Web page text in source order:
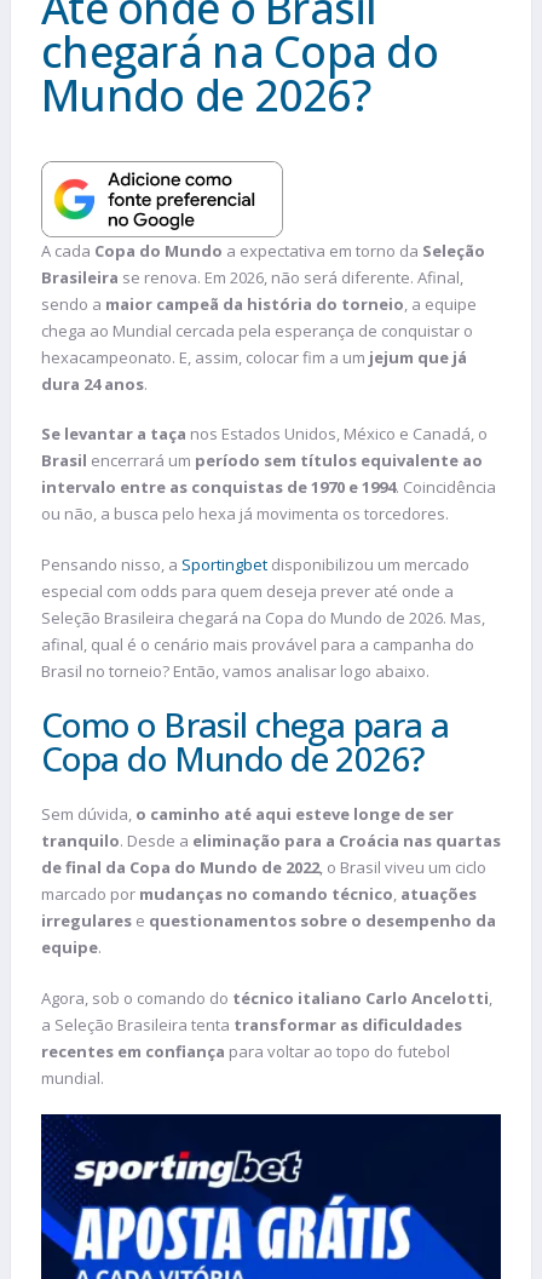
chegará na Copa do
Mundo de 2026?
A cada Copa do Mundo a expectativa em torno da Seleção
Brasileira se renova. Em 2026, não será diferente. Afinal,
sendo a maior campeã da história do torneio, a equipe
chega ao Mundial cercada pela esperança de conquistar o
hexacampeonato. E, assim, colocar fim a um jejum que já
dura 24 anos.
Se levantar a taça nos Estados Unidos, México e Canadá, o
Brasil encerrará um período sem títulos equivalente ao
intervalo entre as conquistas de 1970 e 1994. Coincidência
ou não, a busca pelo hexa já movimenta os torcedores.
Pensando nisso, a Sportingbet disponibilizou um mercado
especial com odds para quem deseja prever até onde a
Seleção Brasileira chegará na Copa do Mundo de 2026. Mas,
afinal, qual é o cenário mais provável para a campanha do
Brasil no torneio? Então, vamos analisar logo abaixo.
Como o Brasil chega para a
Copa do Mundo de 2026?
Sem dúvida, o caminho até aqui esteve longe de ser
tranquilo. Desde a eliminação para a Croácia nas quartas
de final da Copa do Mundo de 2022, o Brasil viveu um ciclo
marcado por mudanças no comando técnico, atuações
irregulares e questionamentos sobre o desempenho da
equipe.
Agora, sob o comando do técnico italiano Carlo Ancelotti,
a Seleção Brasileira tenta transformar as dificuldades
recentes em confiança para voltar ao topo do futebol
mundial.